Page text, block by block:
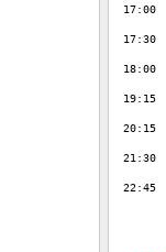
17:00
17:30
18:00
19:15
20:15
21:30
22:45